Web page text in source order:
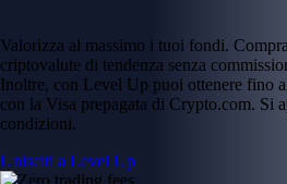
Valorizza al massimo i tuoi fondi.
criptovalute di tendenza senza
Inoltre, con Level Up puoi ottenere fino
con la Visa prepagata di Crypto.com. Si
condizioni.
Unisciti a Level Up